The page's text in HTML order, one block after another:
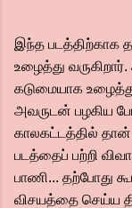
இந்த படத்திற்காக
உழைத்து
கடுமையாக
அவருடன் பழகிய
காலகட்டத்தில்
படத்தைப் பற்றி
பாணி... தற்போது
விசயத்தை செய்ய